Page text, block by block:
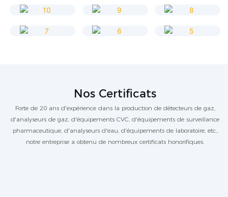
Nos Certificats
Forte de 20 ans d'expérience dans la production de détecteurs de gaz,
d'analyseurs de gaz, d'équipements CVC, d'équipements de surveillance
pharmaceutique, d'analyseurs d'eau, d'équipements de laboratoire, etc.,
notre entreprise a obtenu de nombreux certificats honorifiques.